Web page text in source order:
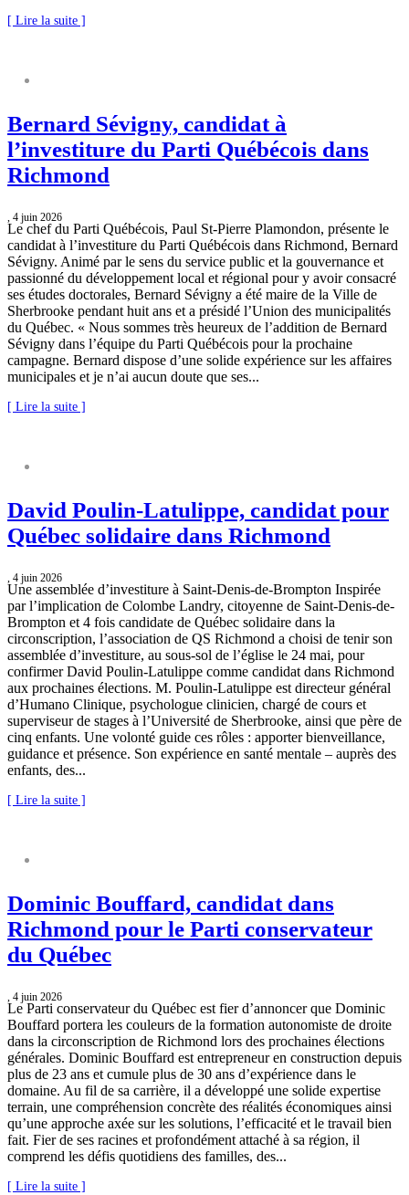
[ Lire la suite ]
Bernard Sévigny, candidat à
l’investiture du Parti Québécois dans
Richmond
, 4 juin 2026
Le chef du Parti Québécois, Paul St-Pierre Plamondon, présente le
candidat à l’investiture du Parti Québécois dans Richmond, Bernard
Sévigny. Animé par le sens du service public et la gouvernance et
passionné du développement local et régional pour y avoir consacré
ses études doctorales, Bernard Sévigny a été maire de la Ville de
Sherbrooke pendant huit ans et a présidé l’Union des municipalités
du Québec. « Nous sommes très heureux de l’addition de Bernard
Sévigny dans l’équipe du Parti Québécois pour la prochaine
campagne. Bernard dispose d’une solide expérience sur les affaires
municipales et je n’ai aucun doute que ses...
[ Lire la suite ]
David Poulin-Latulippe, candidat pour
Québec solidaire dans Richmond
, 4 juin 2026
Une assemblée d’investiture à Saint-Denis-de-Brompton Inspirée
par l’implication de Colombe Landry, citoyenne de Saint-Denis-de-
Brompton et 4 fois candidate de Québec solidaire dans la
circonscription, l’association de QS Richmond a choisi de tenir son
assemblée d’investiture, au sous-sol de l’église le 24 mai, pour
confirmer David Poulin-Latulippe comme candidat dans Richmond
aux prochaines élections. M. Poulin-Latulippe est directeur général
d’Humano Clinique, psychologue clinicien, chargé de cours et
superviseur de stages à l’Université de Sherbrooke, ainsi que père de
cinq enfants. Une volonté guide ces rôles : apporter bienveillance,
guidance et présence. Son expérience en santé mentale – auprès des
enfants, des...
[ Lire la suite ]
Dominic Bouffard, candidat dans
Richmond pour le Parti conservateur
du Québec
, 4 juin 2026
Le Parti conservateur du Québec est fier d’annoncer que Dominic
Bouffard portera les couleurs de la formation autonomiste de droite
dans la circonscription de Richmond lors des prochaines élections
générales. Dominic Bouffard est entrepreneur en construction depuis
plus de 23 ans et cumule plus de 30 ans d’expérience dans le
domaine. Au fil de sa carrière, il a développé une solide expertise
terrain, une compréhension concrète des réalités économiques ainsi
qu’une approche axée sur les solutions, l’efficacité et le travail bien
fait. Fier de ses racines et profondément attaché à sa région, il
comprend les défis quotidiens des familles, des...
[ Lire la suite ]